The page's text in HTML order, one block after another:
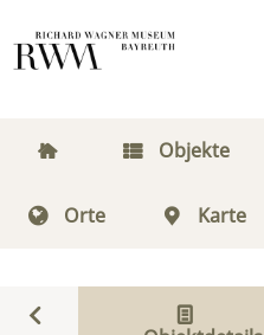
Objekte
Orte Karte